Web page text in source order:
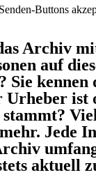
Buttons
Archiv
auf
Sie kennen
Urheber ist
Jede
aktuell